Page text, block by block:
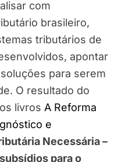
com
brasileiro,
tributários de
apontar
para serem
O resultado do
livros A Reforma
e
Necessária –
para o